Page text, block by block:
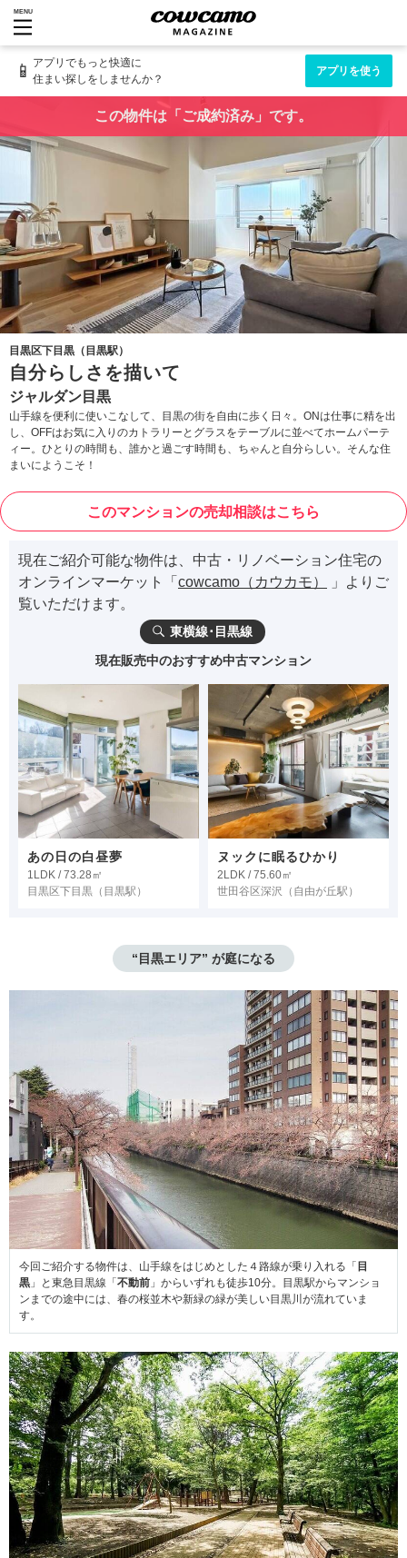
MENU
📱 アプリでもっと快適に
住まい探しをしませんか？
アプリを使う
この物件は「ご成約済み」です。
目黒区下目黒（目黒駅）
自分らしさを描いて
ジャルダン目黒
山手線を便利に使いこなして、目黒の街を自由に歩く日々。ONは仕事に精を出
し、OFFはお気に入りのカトラリーとグラスをテーブルに並べてホームパーテ
ィー。ひとりの時間も、誰かと過ごす時間も、ちゃんと自分らしい。そんな住
まいにようこそ！
このマンションの売却相談はこちら
現在ご紹介可能な物件は、中古・リノベーション住宅の
オンラインマーケット「 cowcamo（カウカモ）
」よりご
覧いただけます。
東横線･目黒線
現在販売中のおすすめ中古マンション
あの日の白昼夢
1LDK / 73.28㎡
目黒区下目黒 （目黒駅）
ヌックに眠るひかり
2LDK / 75.60㎡
世田谷区深沢 （自由が丘駅）
“目黒エリア” が庭になる
今回ご紹介する物件は、山手線をはじめとした４路線が乗り入れる「 目
黒 」と東急目黒線「 不動前 」からいずれも徒歩10分。目黒駅からマンショ
ンまでの途中には、春の桜並木や新緑の緑が美しい目黒川が流れていま
す。